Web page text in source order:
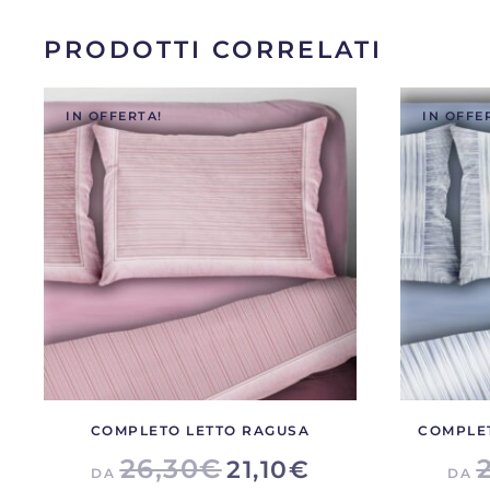
possono
essere
scelte
nella
pagina
prodotto
PRODOTTI CORRELATI
IN OFFERTA!
COMPLETO LETTO RAGUSA
DA26,30€21,10€
IN
DA